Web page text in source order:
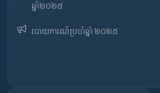
ឆ្នាំ២០២៥​
របាយការណ៍​​ប្រចាំ​ឆ្នាំ ២០២៥